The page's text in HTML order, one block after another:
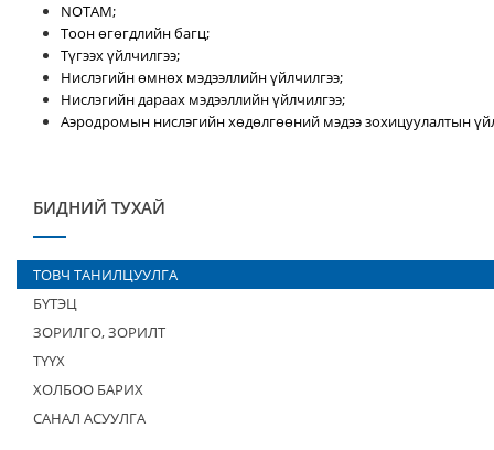
NOTAM;
Тоон өгөгдлийн багц;
Түгээх үйлчилгээ;
Нислэгийн өмнөх мэдээллийн үйлчилгээ;
Нислэгийн дараах мэдээллийн үйлчилгээ;
Аэродромын нислэгийн хөдөлгөөний мэдээ зохицуулалтын
БИДНИЙ ТУХАЙ
ТОВЧ ТАНИЛЦУУЛГА
БҮТЭЦ
ЗОРИЛГО, ЗОРИЛТ
ТҮҮХ
ХОЛБОО БАРИХ
САНАЛ АСУУЛГА